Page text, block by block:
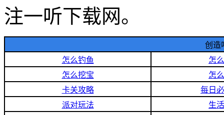
注一听下载网。
创造
怎么钓鱼
怎
怎么挖宝
怎
卡关攻略
每日
派对玩法
生